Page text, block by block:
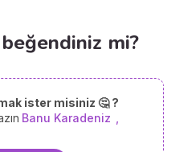
mi?
ister misiniz 🤔 ?
Banu Karadeniz